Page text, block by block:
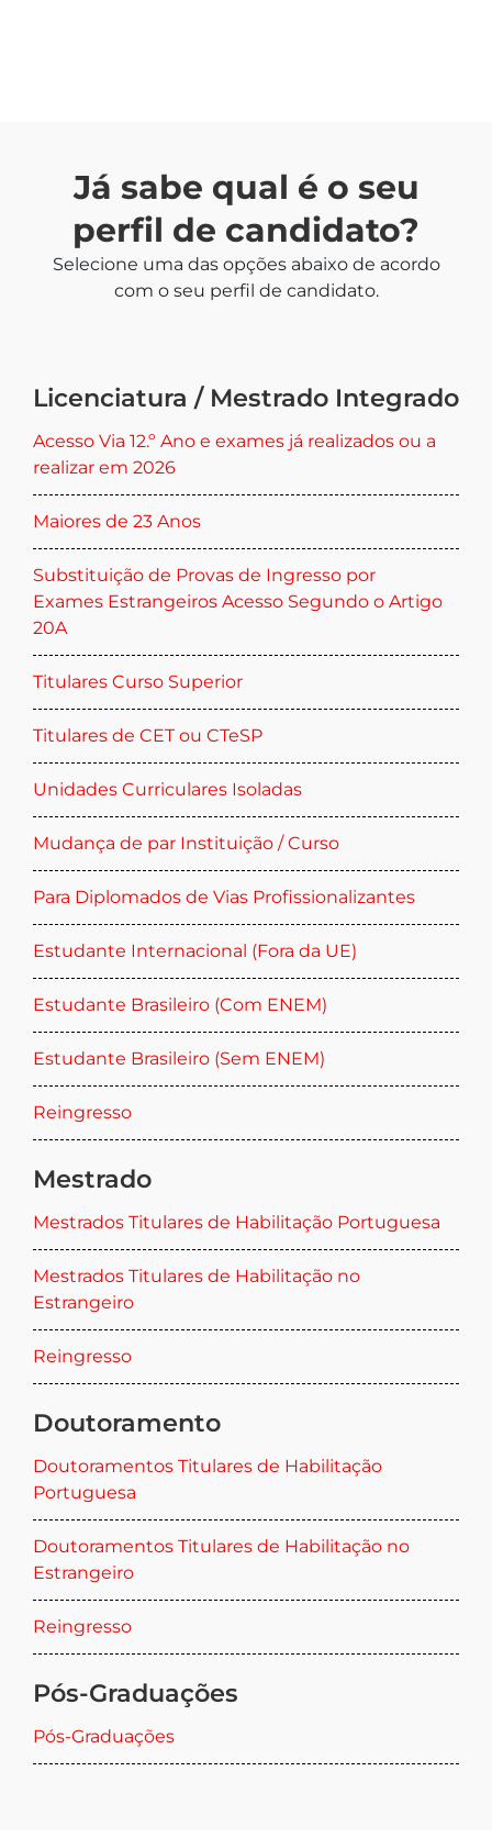
Já sabe qual é o seu
perfil de candidato?
Selecione uma das opções abaixo de acordo
com o seu perfil de candidato.
Licenciatura / Mestrado Integrado
Acesso Via 12.º Ano e exames já realizados ou a
realizar em 2026
Maiores de 23 Anos
Substituição de Provas de Ingresso por
Exames Estrangeiros Acesso Segundo o Artigo
20A
Titulares Curso Superior
Titulares de CET ou CTeSP
Unidades Curriculares Isoladas
Mudança de par Instituição / Curso
Para Diplomados de Vias Profissionalizantes
Estudante Internacional (Fora da UE)
Estudante Brasileiro (Com ENEM)
Estudante Brasileiro (Sem ENEM)
Reingresso
Mestrado
Mestrados Titulares de Habilitação Portuguesa
Mestrados Titulares de Habilitação no
Estrangeiro
Reingresso
Doutoramento
Doutoramentos Titulares de Habilitação
Portuguesa
Doutoramentos Titulares de Habilitação no
Estrangeiro
Reingresso
Pós-Graduações
Pós-Graduações